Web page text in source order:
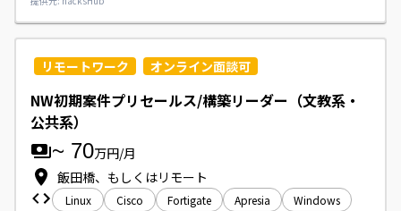
リモートワーク オンライン面談可
NW初期案件プリセールス/構築リーダー（文教系・
公共系）
~ 70万円/月
飯田橋、もしくはリモート
Linux Cisco Fortigate Apresia Windows